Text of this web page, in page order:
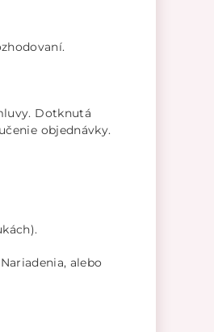
Dotknutá
objednávky.
alebo